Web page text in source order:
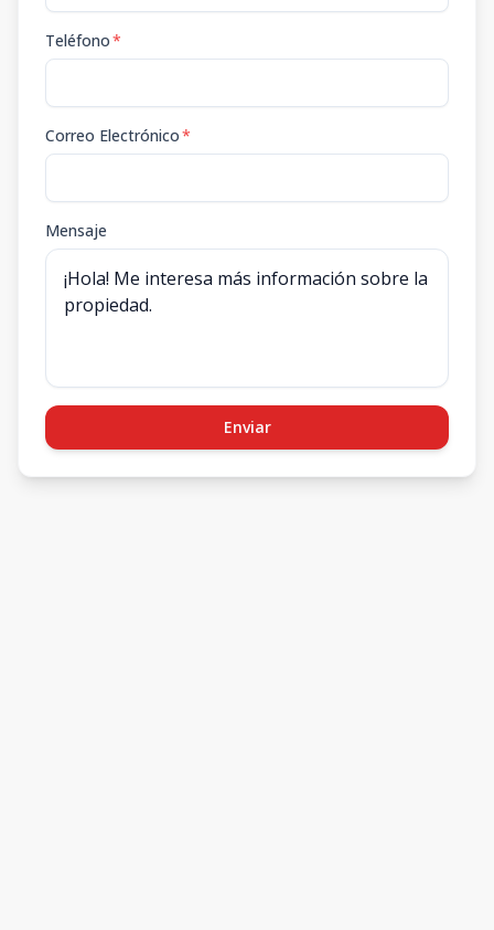
Teléfono*
Correo Electrónico*
Mensaje
Enviar